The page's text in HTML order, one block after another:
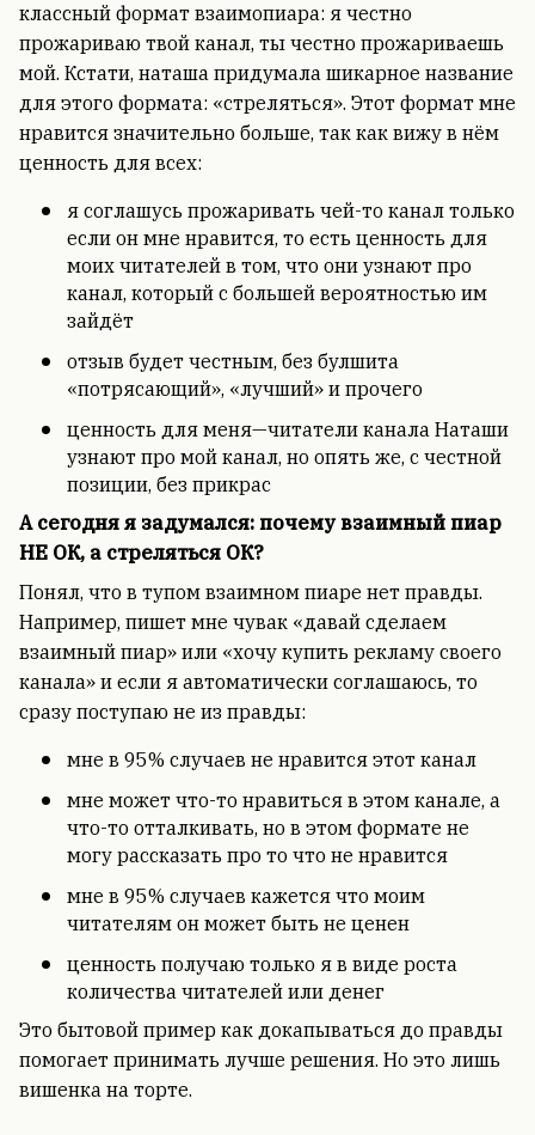
классный формат взаимопиара: я честно
прожариваю твой канал, ты честно прожариваешь
мой. Кстати, наташа придумала шикарное название
для этого формата: «стреляться». Этот формат мне
нравится значительно больше, так как вижу в нём
ценность для всех:
я соглашусь прожаривать чей-то канал только
если он мне нравится, то есть ценность для
моих читателей в том, что они узнают про
канал, который с большей вероятностью им
зайдёт
отзыв будет честным, без булшита
«потрясающий», «лучший» и прочего
ценность для меня—читатели канала Наташи
узнают про мой канал, но опять же, с честной
позиции, без прикрас
А сегодня я задумался: почему взаимный пиар
НЕ ОК, а стреляться ОК?
Понял, что в тупом взаимном пиаре нет правды.
Например, пишет мне чувак «давай сделаем
взаимный пиар» или «хочу купить рекламу своего
канала» и если я автоматически соглашаюсь, то
сразу поступаю не из правды:
мне в 95% случаев не нравится этот канал
мне может что-то нравиться в этом канале, а
что-то отталкивать, но в этом формате не
могу рассказать про то что не нравится
мне в 95% случаев кажется что моим
читателям он может быть не ценен
ценность получаю только я в виде роста
количества читателей или денег
Это бытовой пример как докапываться до правды
помогает принимать лучше решения. Но это лишь
вишенка на торте.